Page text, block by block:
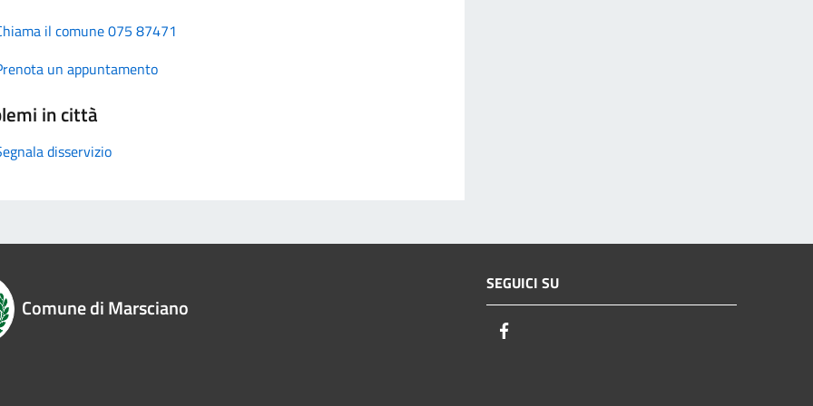
il comune 075 87471
un appuntamento
in città
disservizio
Comune di Marsciano
SEGUICI SU